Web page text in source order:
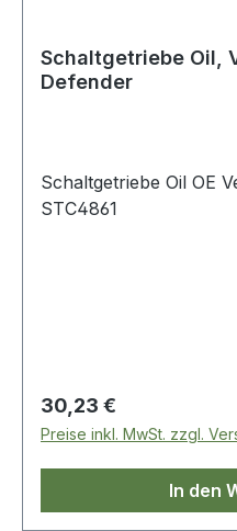
Schaltgetriebe Oil,
Defender
Schaltgetriebe Oil OE
STC4861
Regulärer Preis:
30,23 €
Preise inkl. MwSt. zzgl.
In den